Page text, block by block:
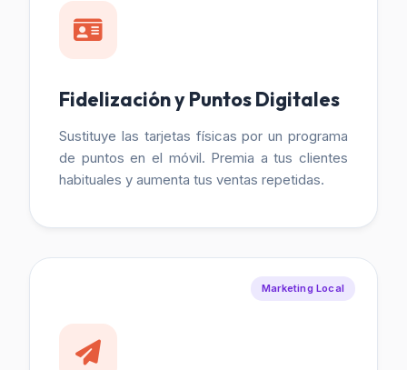
Fidelización y Puntos Digitales
Sustituye las tarjetas físicas por un programa
de puntos en el móvil. Premia a tus clientes
habituales y aumenta tus ventas repetidas.
Marketing Local